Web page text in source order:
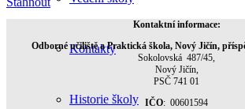
Kontakty
Historie školy
Kontaktní informace:
Odborné učiliště a Praktická škola, Nový Jičín,
Sokolovská 487/45,
Nový Jičín,
PSČ 741 01
IČO: 00601594